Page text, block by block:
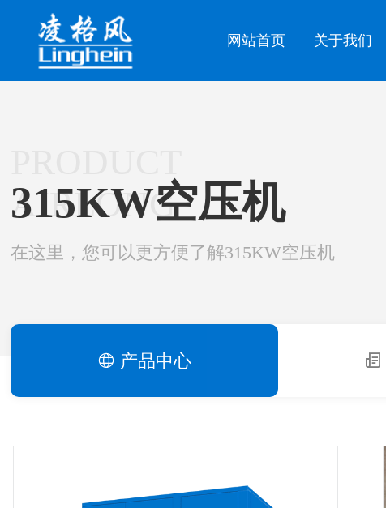
网站首页 关于我们
AIRLONG
315KW空压机
在这里，您可以更方便了解315KW空压机
产品中心